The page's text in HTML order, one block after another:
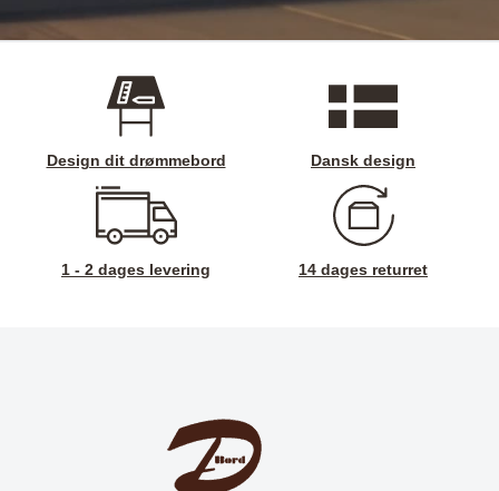
Design dit drømmebord Dansk design
1 - 2 dages levering 14 dages returret